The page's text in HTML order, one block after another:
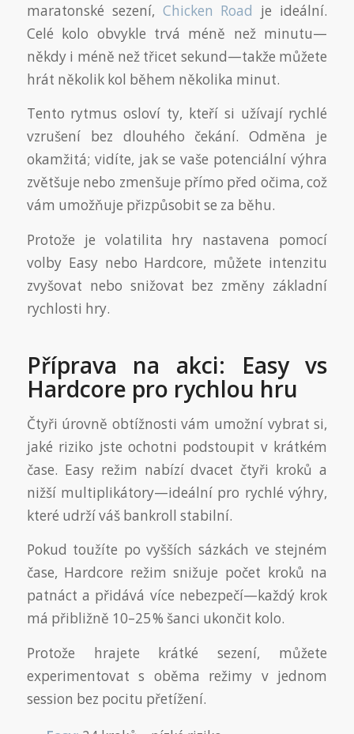
maratonské sezení, Chicken Road je ideální.
Celé kolo obvykle trvá méně než minutu—
někdy i méně než třicet sekund—takže můžete
hrát několik kol během několika minut.
Tento rytmus osloví ty, kteří si užívají rychlé
vzrušení bez dlouhého čekání. Odměna je
okamžitá; vidíte, jak se vaše potenciální výhra
zvětšuje nebo zmenšuje přímo před očima, což
vám umožňuje přizpůsobit se za běhu.
Protože je volatilita hry nastavena pomocí
volby Easy nebo Hardcore, můžete intenzitu
zvyšovat nebo snižovat bez změny základní
rychlosti hry.
Příprava na akci: Easy vs
Hardcore pro rychlou hru
Čtyři úrovně obtížnosti vám umožní vybrat si,
jaké riziko jste ochotni podstoupit v krátkém
čase. Easy režim nabízí dvacet čtyři kroků a
nižší multiplikátory—ideální pro rychlé výhry,
které udrží váš bankroll stabilní.
Pokud toužíte po vyšších sázkách ve stejném
čase, Hardcore režim snižuje počet kroků na
patnáct a přidává více nebezpečí—každý krok
má přibližně 10–25 % šanci ukončit kolo.
Protože hrajete krátké sezení, můžete
experimentovat s oběma režimy v jednom
session bez pocitu přetížení.